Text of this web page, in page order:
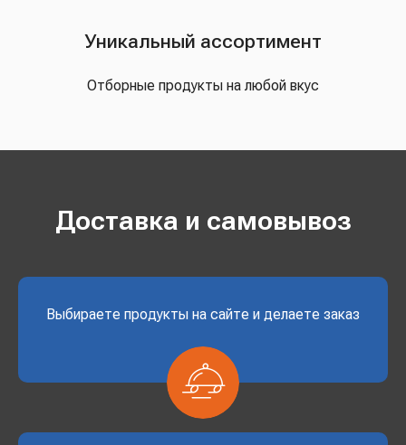
Уникальный ассортимент
Отборные продукты на любой вкус
Доставка и самовывоз
Выбираете продукты на сайте и делаете заказ